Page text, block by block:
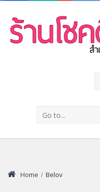
Go to...
Home / Belov